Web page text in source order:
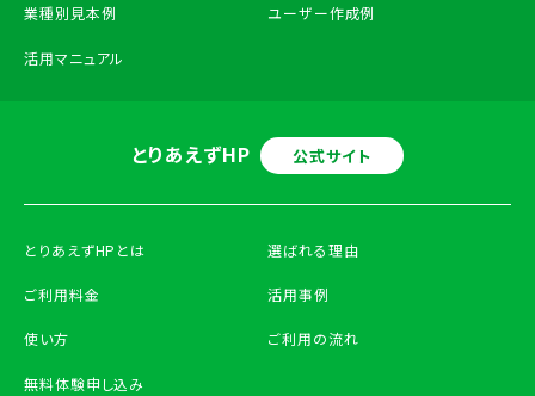
とりあえずHP 公式サイト
とりあえずHPとは
ご利用料金
使い方
選ばれる理由
活用事例
ご利用の流れ
無料体験申し込み
業種別見本例 ユーザー作成例
活用マニュアル